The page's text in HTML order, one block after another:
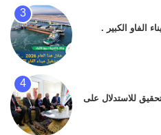
عجلة نوع كيا بنكو
البصرة الدولي .
رحمته ، و انا
للاستدلال على